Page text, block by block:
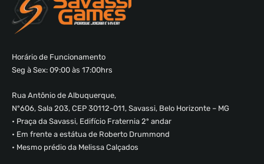
Horário de Funcionamento
Seg à Sex: 09:00 às 17:00hrs
Rua Antônio de Albuquerque,
Nº606, Sala 203, CEP 30112-011, Savassi, Belo Horizonte – MG
• Praça da Savassi, Edifício Fraternia 2º andar
• Em frente a estátua de Roberto Drummond
• Mesmo prédio da Melissa Calçados